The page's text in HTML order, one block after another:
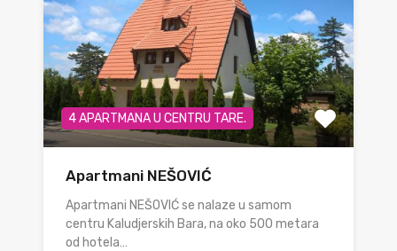
4 APARTMANA U CENTRU TARE.
Apartmani NEŠOVIĆ
Apartmani NEŠOVIĆ se nalaze u samom
centru Kaludjerskih Bara, na oko 500 metara
od hotela…